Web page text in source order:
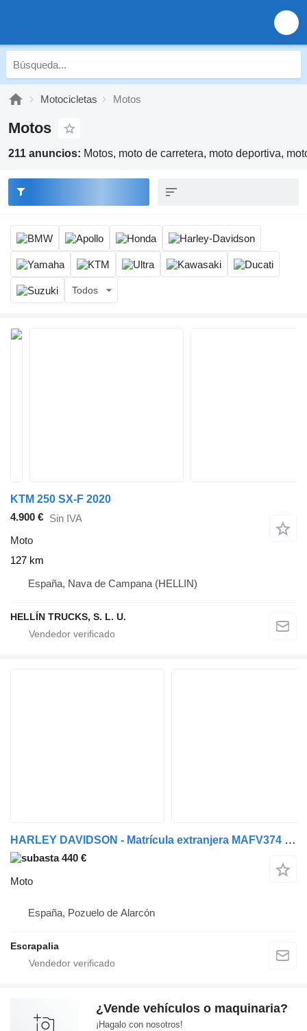
Motocicletas Motos
Motos
211 anuncios: Motos, moto de carretera, moto deportiva,
Todos
KTM 250 SX-F 2020
4.900 € Sin IVA
Moto
127 km
España, Nava de Campana (HELLIN)
HELLÍN TRUCKS, S. L. U.
HARLEY DAVIDSON - Matrícula extranjera MAFV374 (2026-V-65473)
440 €
Moto
España, Pozuelo de Alarcón
Escrapalia
¿Vende vehículos o maquinaria?
¡Hagalo con nosotros!